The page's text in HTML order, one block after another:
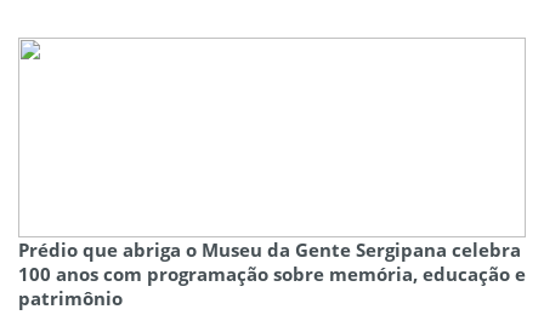
Prédio que abriga o Museu da Gente Sergipana celebra
100 anos com programação sobre memória, educação e
patrimônio